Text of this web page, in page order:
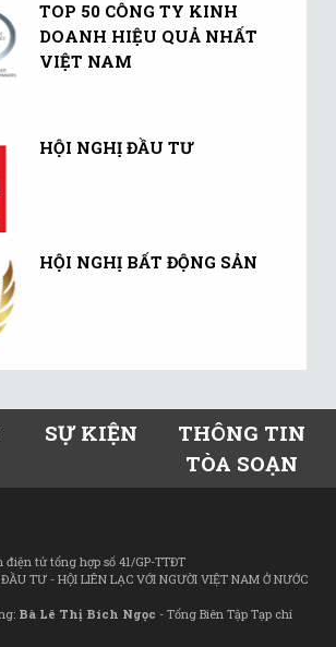
TOP 50 CÔNG TY KINH
DOANH HIỆU QUẢ NHẤT
VIỆT NAM
HỘI NGHỊ ĐẦU TƯ
HỘI NGHỊ BẤT ĐỘNG SẢN
SỰ KIỆN
THÔNG TIN
TÒA SOẠN
tử tổng hợp số 41/GP-TTĐT
TƯ - HỘI LIÊN LẠC VỚI NGƯỜI VIỆT NAM Ở NƯỚC
Bà Lê Thị Bích Ngọc - Tổng Biên Tập Tạp chí